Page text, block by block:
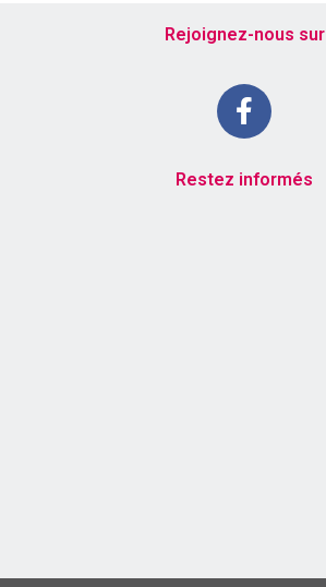
Rejoignez-nous sur
Restez informés